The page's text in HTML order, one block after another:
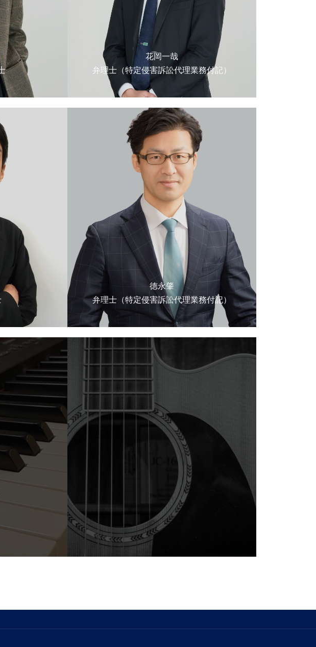
花岡一哉
弁理士（特定侵害訴訟代理業務付記）
徳永肇
弁理士（特定侵害訴訟代理業務付記）